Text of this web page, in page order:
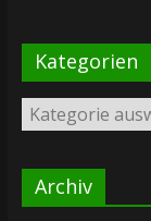
Kategorien
Kategorien
Archiv